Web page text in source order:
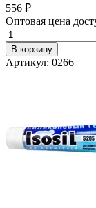
556 ₽
Оптовая цена
В корзину
Артикул: 0266